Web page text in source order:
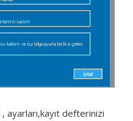
, ayarları,kayıt defterinizi